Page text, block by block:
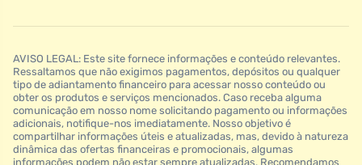
AVISO LEGAL: Este site fornece informações e conteúdo relevantes.
Ressaltamos que não exigimos pagamentos, depósitos ou qualquer
tipo de adiantamento financeiro para acessar nosso conteúdo ou
obter os produtos e serviços mencionados. Caso receba alguma
comunicação em nosso nome solicitando pagamento ou informações
adicionais, notifique-nos imediatamente. Nosso objetivo é
compartilhar informações úteis e atualizadas, mas, devido à natureza
dinâmica das ofertas financeiras e promocionais, algumas
informações podem não estar sempre atualizadas. Recomendamos